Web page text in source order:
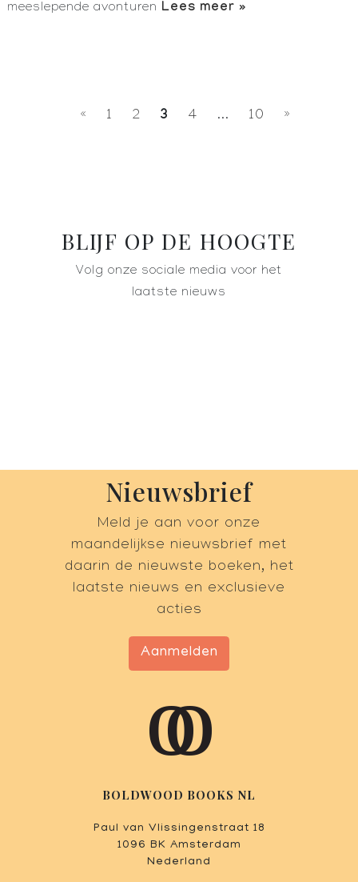
meeslepende avonturen Lees meer »
« 1 2 3 4 ... 10 »
BLIJF OP DE HOOGTE
Volg onze sociale media voor het
laatste nieuws
Nieuwsbrief
Meld je aan voor onze
maandelijkse nieuwsbrief met
daarin de nieuwste boeken, het
laatste nieuws en exclusieve
acties
Aanmelden
BOLDWOOD BOOKS NL
Paul van Vlissingenstraat 18
1096 BK Amsterdam
Nederland